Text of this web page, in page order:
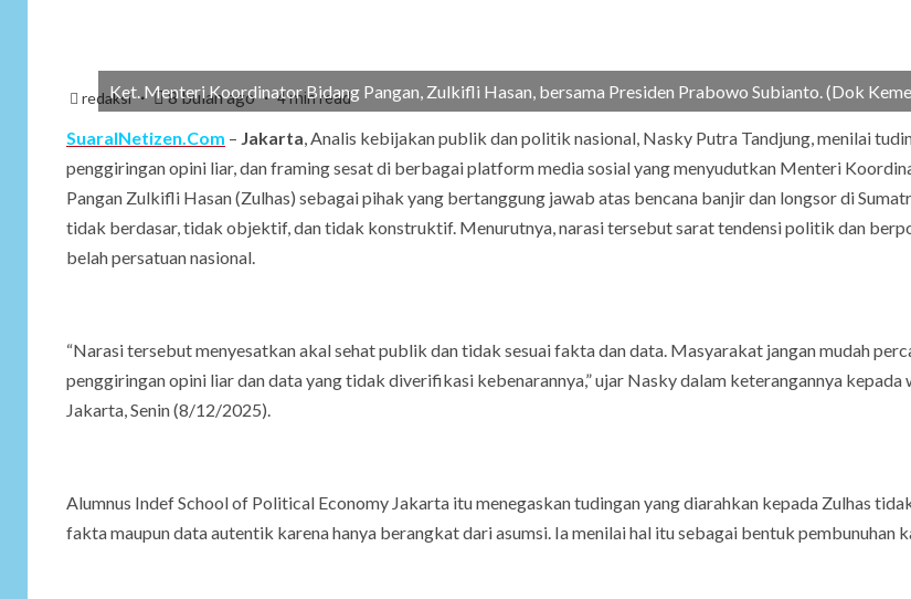
redaksi 8 bulan ago 4 min read
Ket. Menteri Koordinator Bidang Pangan, Zulkifli Hasan, bersama Presiden Prabowo Subianto. (Dok
SuaraINetizen.Com – Jakarta, Analis kebijakan publik dan politik nasional, Nasky Putra Tandjung, menilai
penggiringan opini liar, dan framing sesat di berbagai platform media sosial yang menyudutkan Menteri
Pangan Zulkifli Hasan (Zulhas) sebagai pihak yang bertanggung jawab atas bencana banjir dan longsor di
tidak berdasar, tidak objektif, dan tidak konstruktif. Menurutnya, narasi tersebut sarat tendensi politik dan
belah persatuan nasional.
“Narasi tersebut menyesatkan akal sehat publik dan tidak sesuai fakta dan data. Masyarakat jangan mudah
penggiringan opini liar dan data yang tidak diverifikasi kebenarannya,” ujar Nasky dalam keterangannya kepada
Jakarta, Senin (8/12/2025).
Alumnus Indef School of Political Economy Jakarta itu menegaskan tudingan yang diarahkan kepada Zulhas
fakta maupun data autentik karena hanya berangkat dari asumsi. Ia menilai hal itu sebagai bentuk pembunuhan